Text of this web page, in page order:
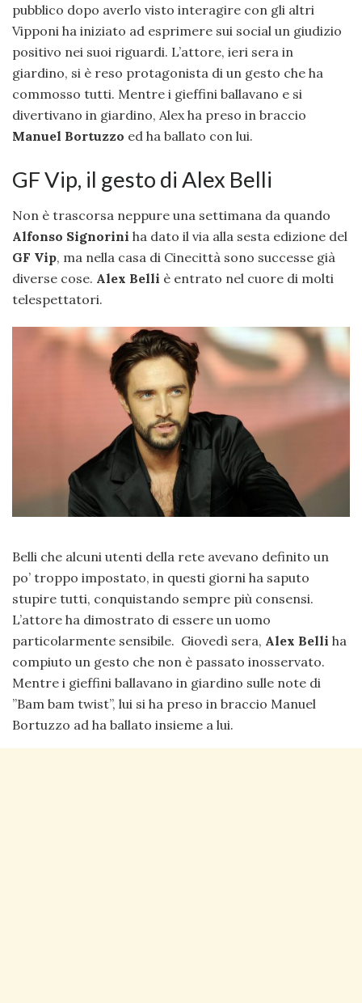
pubblico dopo averlo visto interagire con gli altri
Vipponi ha iniziato ad esprimere sui social un giudizio
positivo nei suoi riguardi. L’attore, ieri sera in
giardino, si è reso protagonista di un gesto che ha
commosso tutti. Mentre i gieffini ballavano e si
divertivano in giardino, Alex ha preso in braccio
Manuel Bortuzzo ed ha ballato con lui.
GF Vip, il gesto di Alex Belli
Non è trascorsa neppure una settimana da quando
Alfonso Signorini ha dato il via alla sesta edizione del
GF Vip, ma nella casa di Cinecittà sono successe già
diverse cose. Alex Belli è entrato nel cuore di molti
telespettatori.
Belli che alcuni utenti della rete avevano definito un
po’ troppo impostato, in questi giorni ha saputo
stupire tutti, conquistando sempre più consensi.
L’attore ha dimostrato di essere un uomo
particolarmente sensibile. Giovedì sera, Alex Belli ha
compiuto un gesto che non è passato inosservato.
Mentre i gieffini ballavano in giardino sulle note di
”Bam bam twist”, lui si ha preso in braccio Manuel
Bortuzzo ad ha ballato insieme a lui.